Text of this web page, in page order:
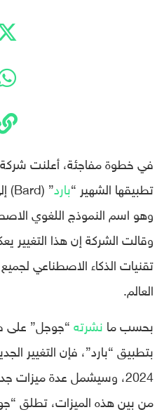
في خطوة مفاجئة، أعلنت
تطبيقها الشهير “بارد” (Bard) إلى “
وهو اسم النموذج اللغوي
وقالت الشركة إن هذا التغيير
تقنيات الذكاء الاصطناعي
العالم.
بحسب ما نشرته“جوجل” على
2024، وسيشمل عدة
من بين هذه الميزات، تطلق